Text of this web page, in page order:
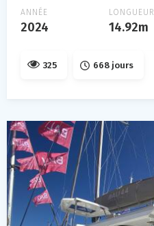
ANNÉE
2024
LONGUEUR
14.92m
325 668 jours